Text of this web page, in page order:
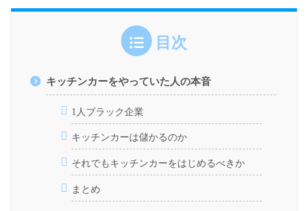
目次
キッチンカーをやっていた人の本音
1人ブラック企業
キッチンカーは儲かるのか
それでもキッチンカーをはじめるべきか
まとめ